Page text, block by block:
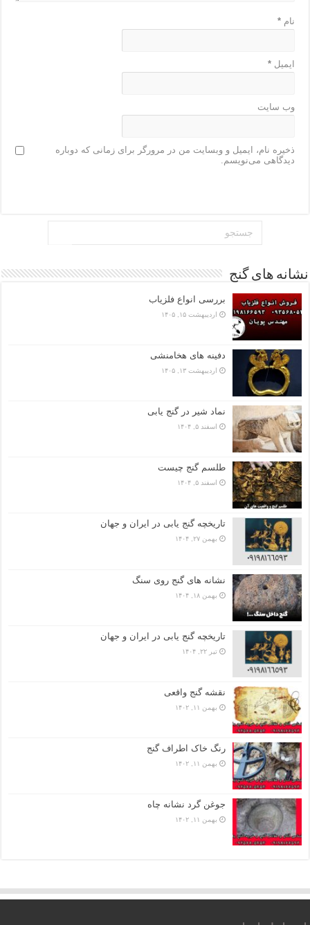
نام*
ایمیل*
وب‌ سایت
ذخیره نام، ایمیل و وبسایت من در مرورگر برای زمانی که دوباره
دیدگاهی می‌نویسم.
نشانه های گنج
بررسی انواع فلزیاب
اردیبهشت ۱۵, ۱۴۰۵
دفینه های هخامنشی
اردیبهشت ۱۳, ۱۴۰۵
نماد شیر در گنج یابی
اسفند ۵, ۱۴۰۴
طلسم گنج چیست
اسفند ۵, ۱۴۰۴
تاریخچه گنج‌ یابی در ایران و جهان
بهمن ۲۷, ۱۴۰۴
نشانه های گنج روی سنگ
بهمن ۱۸, ۱۴۰۴
تاریخچه گنج‌ یابی در ایران و جهان
تیر ۲۲, ۱۴۰۴
نقشه گنج واقعی
بهمن ۱۱, ۱۴۰۲
رنگ خاک اطراف گنج
بهمن ۱۱, ۱۴۰۲
جوغن گرد نشانه چاه
بهمن ۱۱, ۱۴۰۲